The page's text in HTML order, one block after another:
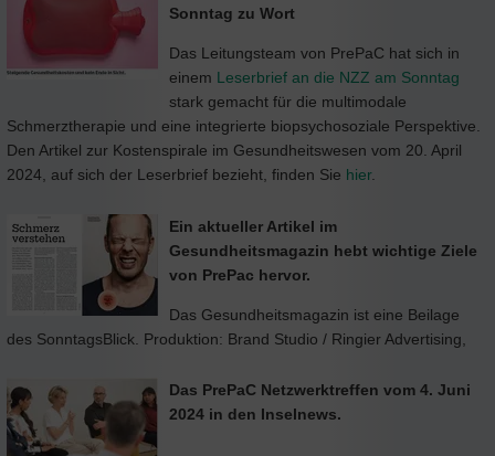
Sonntag zu Wort
Das Leitungsteam von PrePaC hat sich in
einem Leserbrief an die NZZ am Sonntag
stark gemacht für die multimodale
Schmerztherapie und eine integrierte biopsychosoziale Perspektive.
Den Artikel zur Kostenspirale im Gesundheitswesen vom 20. April
2024, auf sich der Leserbrief bezieht, finden Sie hier.
Ein aktueller Artikel im
Gesundheitsmagazin hebt wichtige Ziele
von PrePac hervor.
Das Gesundheitsmagazin ist eine Beilage
des SonntagsBlick. Produktion: Brand Studio / Ringier Advertising,
Das PrePaC Netzwerktreffen vom 4. Juni
2024 in den Inselnews.